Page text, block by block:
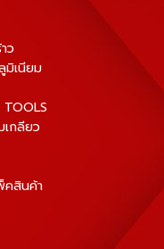
ว
มิเนียม
กลียว
สินค้า